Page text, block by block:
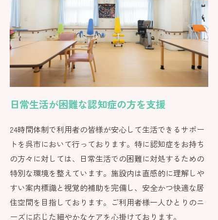
日常生活が困難な認知症の方を支援
24時間体制で利用者の皆様が安心して生活できるサポー
トを呉市において行っております。特に認知症をお持ち
の方々に対しては、日常生活での困難に対処するための
特別な環境を整えています。施設内は直感的に理解しや
すい案内標識と視覚的補助を完備し、安全かつ快適な居
住空間を目指しております。ご利用者様一人ひとりのニ
ーズに応じた細やかなケアを心掛けております。